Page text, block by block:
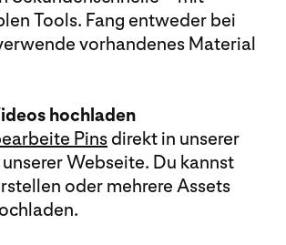
Tools. Fang entweder bei
vorhandenes Material
hochladen
Pins direkt in unserer
Webseite. Du kannst
oder mehrere Assets